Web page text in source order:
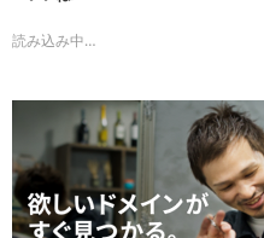
読み込み中…